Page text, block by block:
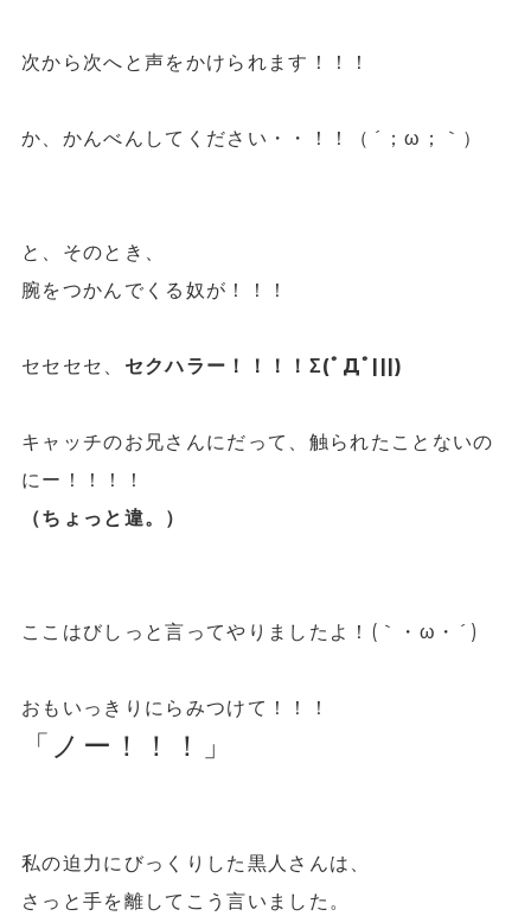
次から次へと声をかけられます！！！
か、かんべんしてください・・！！（´；ω；｀）
と、そのとき、
腕をつかんでくる奴が！！！
セセセセ、 セクハラー！！！！Σ(ﾟДﾟ|||)
キャッチのお兄さんにだって、触られたことないの
にー！！！！
（ちょっと違。）
ここはびしっと言ってやりましたよ！(｀・ω・´)
おもいっきりにらみつけて！！！
「ノー！！！」
私の迫力にびっくりした黒人さんは、
さっと手を離してこう言いました。